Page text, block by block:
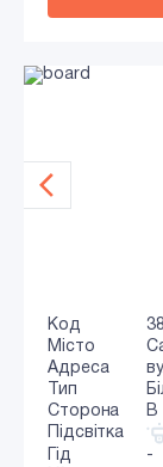
Код
Місто
Адреса
Тип
Сторона
B
Підсвітка
Гід
-